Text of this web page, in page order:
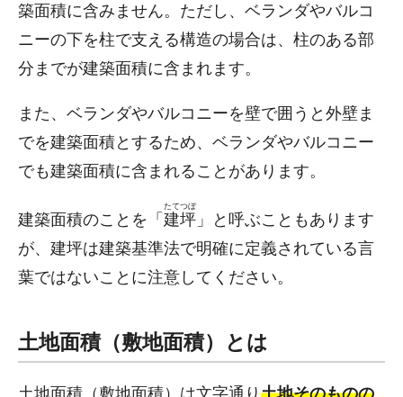
築面積に含みません。ただし、ベランダやバルコ
ニーの下を柱で支える構造の場合は、柱のある部
分までが建築面積に含まれます。
また、ベランダやバルコニーを壁で囲うと外壁ま
でを建築面積とするため、ベランダやバルコニー
でも建築面積に含まれることがあります。
建築面積のことを「 建坪
たてつぼ
」と呼ぶこともあります
が、建坪は建築基準法で明確に定義されている言
葉ではないことに注意してください。
土地面積（敷地面積）とは
土地面積（敷地面積）は文字通り 土地そのものの